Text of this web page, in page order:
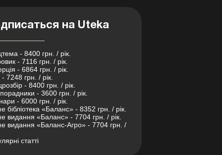
на Uteka
- 8400 грн. / рік.
- 7116 грн. / рік.
- 6864 грн. / рік.
7248 грн. / рік.
- 8400 грн. / рік.
- 3600 грн. / рік.
- 6000 грн. / рік.
бібліотека «Баланс» - 8352 грн. / рік.
видання «Баланс» - 7704 грн. / рік.
видання «Баланс-Агро» - 7704 грн. /
статті